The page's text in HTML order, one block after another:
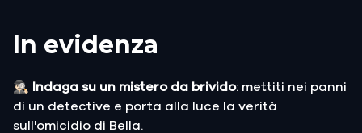
In evidenza
🕵🏻‍♂️ Indaga su un mistero da brivido: mettiti nei panni
di un detective e porta alla luce la verità
sull'omicidio di Bella.